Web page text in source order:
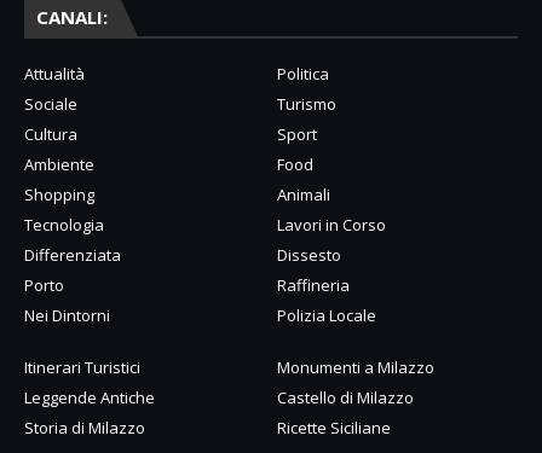
CANALI:
Attualità
Politica
Sociale
Turismo
Cultura
Sport
Ambiente
Food
Shopping
Animali
Tecnologia
Lavori in Corso
Differenziata
Dissesto
Porto
Raffineria
Nei Dintorni
Polizia Locale
Itinerari Turistici
Monumenti a Milazzo
Leggende Antiche
Castello di Milazzo
Storia di Milazzo
Ricette Siciliane